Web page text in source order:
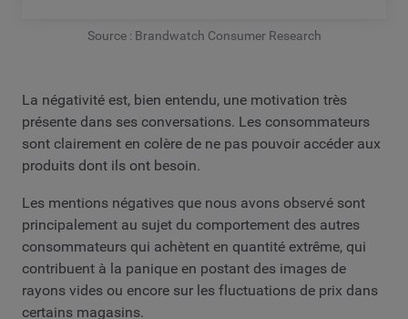
Source : Brandwatch Consumer Research
La négativité est, bien entendu, une motivation très
présente dans ses conversations. Les consommateurs
sont clairement en colère de ne pas pouvoir accéder aux
produits dont ils ont besoin.
Les mentions négatives que nous avons observé sont
principalement au sujet du comportement des autres
consommateurs qui achètent en quantité extrême, qui
contribuent à la panique en postant des images de
rayons vides ou encore sur les fluctuations de prix dans
certains magasins.